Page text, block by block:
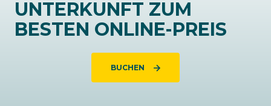
UNTERKUNFT ZUM
BESTEN ONLINE-PREIS
BUCHEN